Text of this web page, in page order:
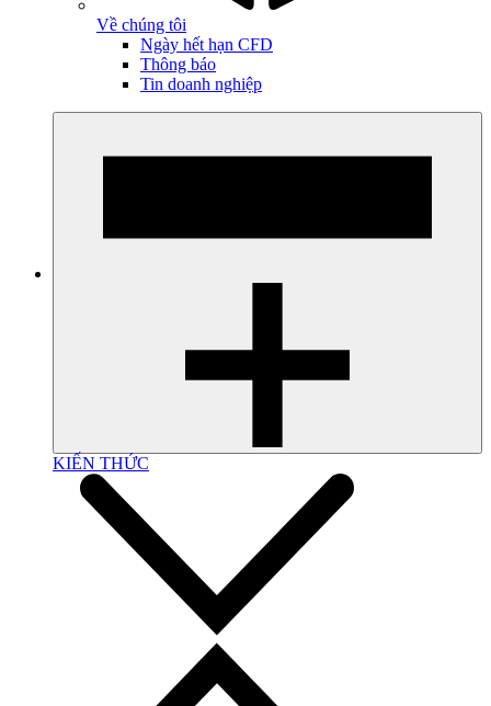
Về chúng tôi
Ngày hết hạn CFD
Thông báo
Tin doanh nghiệp
KIẾN THỨC